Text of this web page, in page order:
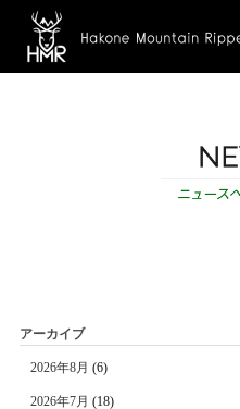
アーカイブ
2026年8月 (6)
2026年7月 (18)